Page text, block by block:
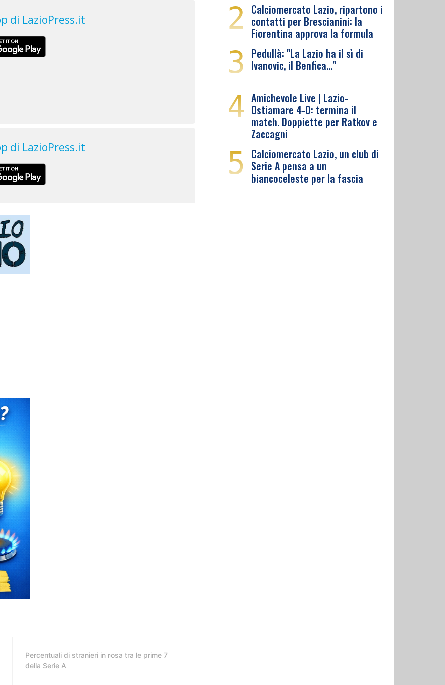
Percentuali di stranieri in rosa tra le prime 7
della Serie A
2 Calciomercato Lazio, ripartono i
contatti per Brescianini: la
Fiorentina approva la formula
3 Pedullà: "La Lazio ha il sì di
Ivanovic, il Benfica…"
4 Amichevole Live | Lazio-
Ostiamare 4-0: termina il
match. Doppiette per Ratkov e
Zaccagni
5 Calciomercato Lazio, un club di
Serie A pensa a un
biancoceleste per la fascia